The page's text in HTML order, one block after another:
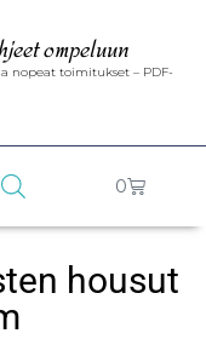
ompeluun
nopeat toimitukset – PDF-
0
housut